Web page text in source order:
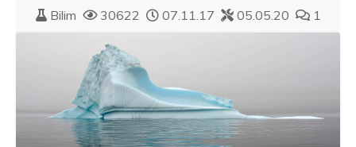
Bilim 30622 07.11.17 05.05.20 1